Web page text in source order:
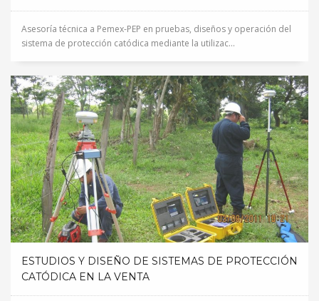
Asesoría técnica a Pemex-PEP en pruebas, diseños y operación del
sistema de protección catódica mediante la utilizac...
ESTUDIOS Y DISEÑO DE SISTEMAS DE PROTECCIÓN
CATÓDICA EN LA VENTA